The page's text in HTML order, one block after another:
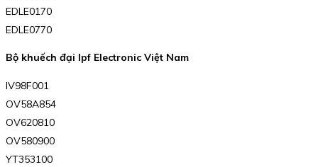
EDLE0170
EDLE0770
Bộ khuếch đại Ipf Electronic Việt Nam
IV98F001
OV58A854
OV620810
OV580900
YT353100